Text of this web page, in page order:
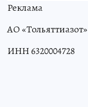
Реклама
АО «Тольяттиазот»
ИНН 6320004728